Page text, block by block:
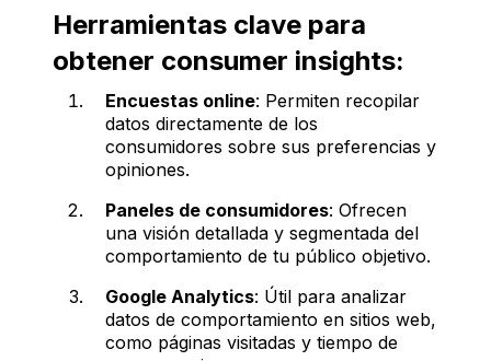
Herramientas clave para
obtener consumer insights:
Encuestas online: Permiten recopilar
datos directamente de los
consumidores sobre sus preferencias y
opiniones.
Paneles de consumidores: Ofrecen
una visión detallada y segmentada del
comportamiento de tu público objetivo.
Google Analytics: Útil para analizar
datos de comportamiento en sitios web,
como páginas visitadas y tiempo de